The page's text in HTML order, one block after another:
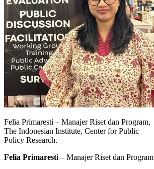
Felia Primaresti – Manajer Riset dan Program,
The Indonesian Institute, Center for Public
Policy Research.
Felia Primaresti – Manajer Riset dan Program